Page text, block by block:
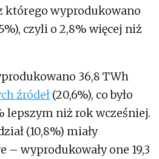
którego wyprodukowano
czyli o 2,8% więcej niż
36,8 TWh
źródeł (20,6%), co było
lepszym niż rok wcześniej.
(10,8%) miały
wyprodukowały one 19,3